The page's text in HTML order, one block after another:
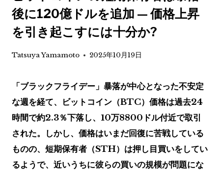
後に120億ドルを追加 — 価格上昇
を引き起こすには十分か?
Tatsuya Yamamoto 2025年10月19日
「ブラックフライデー」暴落が中心となった不安定
な週を経て、ビットコイン（BTC）価格は過去24
時間で約2.3％下落し、10万8800ドル付近で取引
された。しかし、価格はいまだ回復に苦戦している
ものの、短期保有者（STH）は押し目買いをしてい
るようで、近いうちに彼らの買いの規模が問題にな